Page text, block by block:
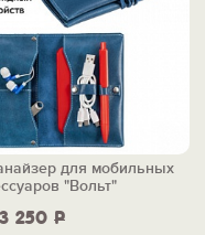
3 250 Р
для мобильных
"Вольт"